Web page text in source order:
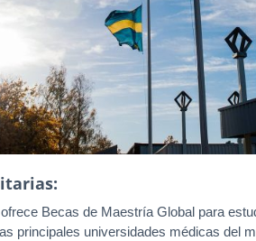
Becas de Maestría Global para
principales universidades médicas del